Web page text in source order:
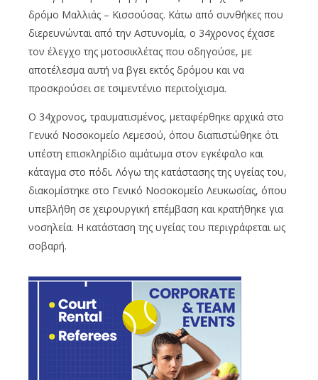
δρόμο Μαλλιάς – Κισσούσας. Κάτω από συνθήκες που
διερευνώνται από την Αστυνομία, ο 34χρονος έχασε
τον έλεγχο της μοτοσικλέτας που οδηγούσε, με
αποτέλεσμα αυτή να βγει εκτός δρόμου και να
προσκρούσει σε τσιμεντένιο περιτοίχισμα.
Ο 34χρονος, τραυματισμένος, μεταφέρθηκε αρχικά στο
Γενικό Νοσοκομείο Λεμεσού, όπου διαπιστώθηκε ότι
υπέστη επισκληρίδιο αιμάτωμα στον εγκέφαλο και
κάταγμα στο πόδι. Λόγω της κατάστασης της υγείας του,
διακομίστηκε στο Γενικό Νοσοκομείο Λευκωσίας, όπου
υπεβλήθη σε χειρουργική επέμβαση και κρατήθηκε για
νοσηλεία. Η κατάσταση της υγείας του περιγράφεται ως
σοβαρή.